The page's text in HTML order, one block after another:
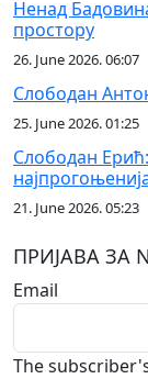
Ненад
простору
26. June 2026. 06:07
Слободан
25. June 2026. 01:25
Слободан
21. June 2026. 05:23
ПРИЈАВА ЗА
Email
The